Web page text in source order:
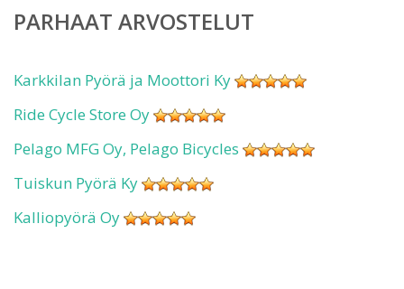
PARHAAT ARVOSTELUT
Karkkilan Pyörä ja Moottori Ky
Ride Cycle Store Oy
Pelago MFG Oy, Pelago Bicycles
Tuiskun Pyörä Ky
Kalliopyörä Oy